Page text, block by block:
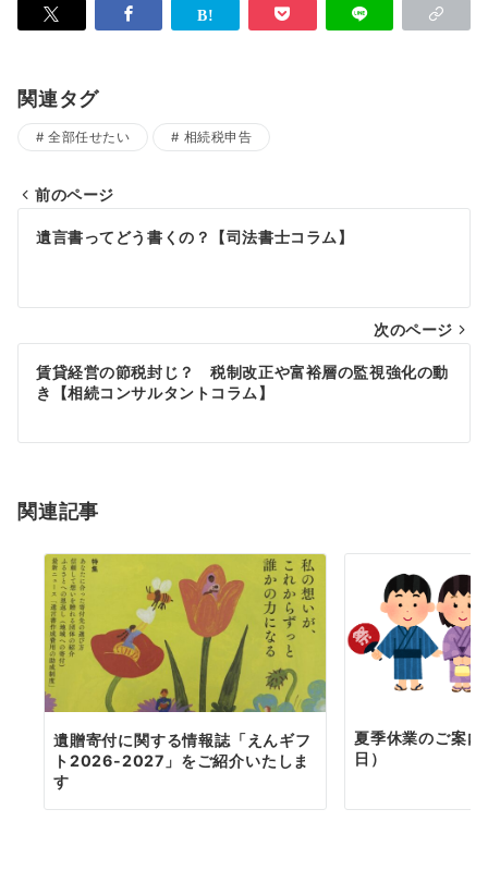
関連タグ
全部任せたい 相続税申告
投
ビ
ゲ
シ
ン
前のページ
遺言書ってどう書くの？【司法書士コラム】
次のページ
賃貸経営の節税封じ？ 税制改正や富裕層の監視強化の動
き【相続コンサルタントコラム】
関連記事
遺贈寄付に関する情報誌「えんギフ
ト2026-2027」をご紹介いたしま
す
夏季休業のご案
日）